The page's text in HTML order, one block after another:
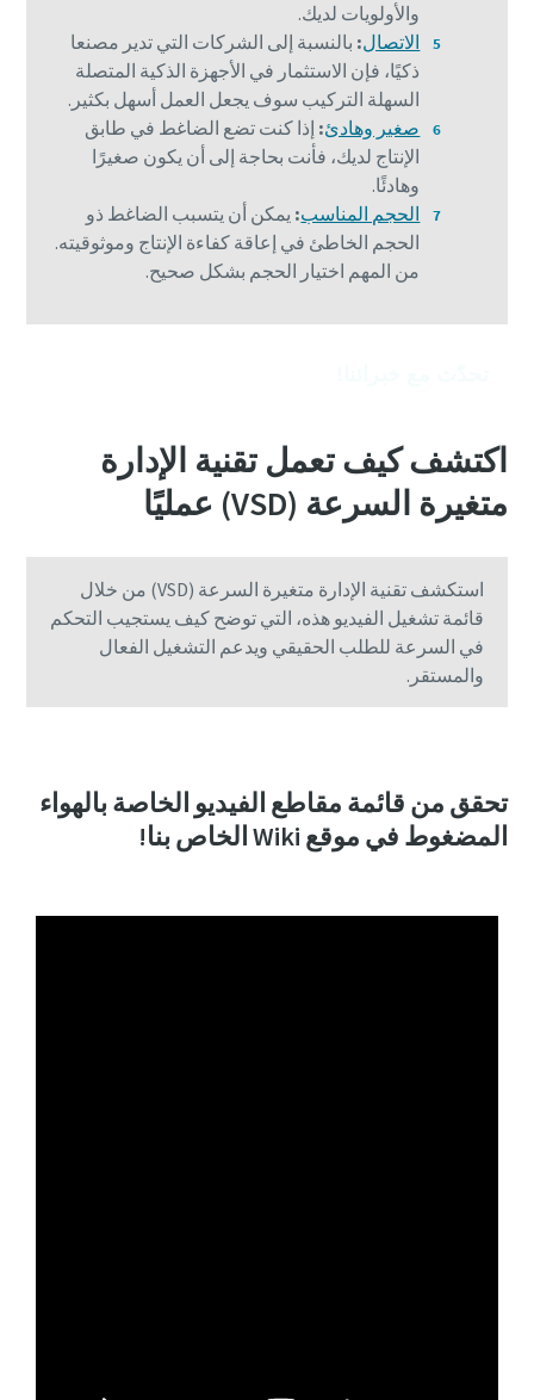
والأولويات لديك.
الاتصال: بالنسبة إلى الشركات التي تدير مصنعا
ذكيًا، فإن الاستثمار في الأجهزة الذكية المتصلة
السهلة التركيب سوف يجعل العمل أسهل بكثير.
صغير وهادئ: إذا كنت تضع الضاغط في طابق
الإنتاج لديك، فأنت بحاجة إلى أن يكون صغيرًا
وهادئًا.
الحجم المناسب: يمكن أن يتسبب الضاغط ذو
الحجم الخاطئ في إعاقة كفاءة الإنتاج وموثوقيته.
من المهم اختيار الحجم بشكل صحيح.
اكتشف كيف تعمل تقنية الإدارة
متغيرة السرعة (VSD) عمليًا
استكشف تقنية الإدارة متغيرة السرعة (VSD) من خلال
قائمة تشغيل الفيديو هذه، التي توضح كيف يستجيب التحكم
في السرعة للطلب الحقيقي ويدعم التشغيل الفعال
والمستقر.
تحقق من قائمة مقاطع الفيديو الخاصة بالهواء
المضغوط في موقع Wiki الخاص بنا!